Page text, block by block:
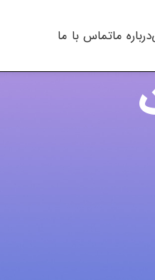
درباره ماتماس با ما